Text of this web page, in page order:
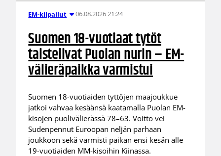
EM-kilpailut 06.08.2026 21:24
Suomen 18-vuotiaat tytöt
taistelivat Puolan nurin – EM-
välieräpaikka varmistui
Suomen 18-vuotiaiden tyttöjen maajoukkue
jatkoi vahvaa kesäänsä kaatamalla Puolan EM-
kisojen puolivälierässä 78–63. Voitto vei
Sudenpennut Euroopan neljän parhaan
joukkoon sekä varmisti paikan ensi kesän alle
19-vuotiaiden MM-kisoihin Kiinassa.